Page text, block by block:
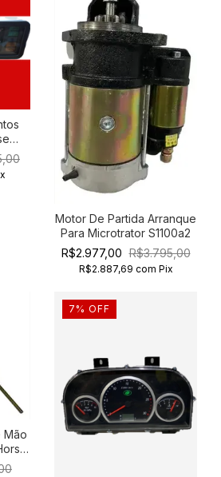
Motor De Partida Arranque
Para Microtrator S1100a2
R$2.977,00 R$3.795,00
R$2.887,69 com Pix
Mão
7 % OFF